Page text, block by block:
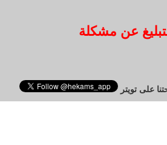
عن مشكلة
على تويتر